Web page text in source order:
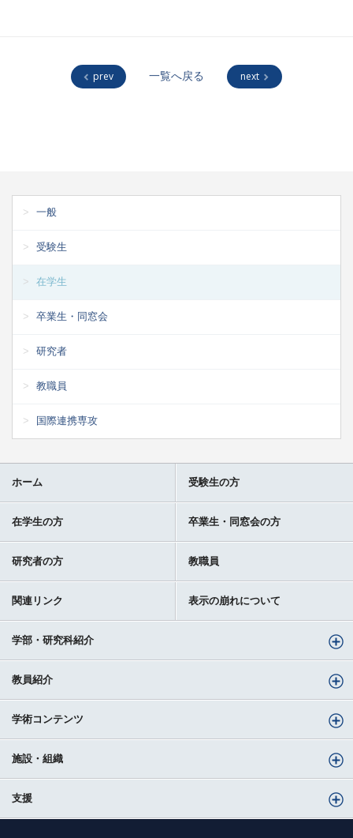
prev 一覧へ戻る next
一般
受験生
在学生
卒業生・同窓会
研究者
教職員
国際連携専攻
ホーム 受験生の方
在学生の方 卒業生・同窓会の方
研究者の方 教職員
関連リンク 表示の崩れについて
学部・研究科紹介
教員紹介
学術コンテンツ
施設・組織
支援